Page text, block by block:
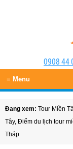
0908 44
≡ Menu
Đang xem: Tour Miền
Tây, Điểm du lịch tour
Tháp